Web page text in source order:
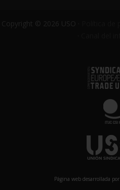
Copyright © 2026 USO ·
Página web desarrollada por